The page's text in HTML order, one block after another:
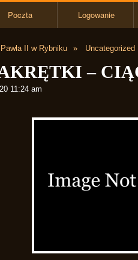
Poczta Logowanie
II w Rybniku Uncategorized
–
11:24 am